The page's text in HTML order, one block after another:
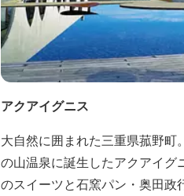
アクアイグニス
大自然に囲まれた三重県菰野町
の山温泉に誕生したアクアイグ
のスイーツと石窯パン・奥田政